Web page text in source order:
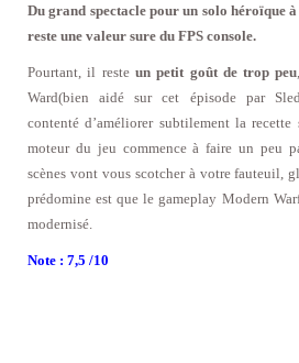
Du grand spectacle pour un solo héroïque
reste une valeur sure du FPS console.
Pourtant, il reste un petit goût de trop peu
Ward(bien aidé sur cet épisode par
contenté d’améliorer subtilement la
moteur du jeu commence à faire un peu
scènes vont vous scotcher à votre fauteuil,
prédomine est que le gameplay Modern
modernisé.
Note : 7,5 /10